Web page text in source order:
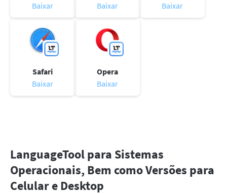
Baixar
Baixar
Baixar
Safari
Baixar
Opera
Baixar
LanguageTool para Sistemas
Operacionais, Bem como Versões para
Celular e Desktop